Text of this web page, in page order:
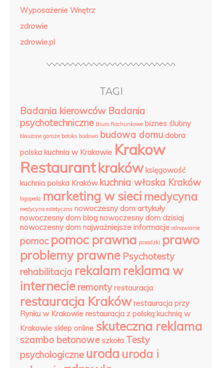
Wyposażenie Wnętrz
zdrowie
zdrowie.pl
TAGI
Badania kierowców Badania
psychotechniczne Biuro Rachunkowe biznes ślubny
blaszane garaże botoks budowa budowa domu dobra
polska kuchnia w Krakowie Krakow
Restaurantkraków księgowość
kuchnia polska Kraków kuchnia włoska Kraków
logopeda marketing w sieci medycyna
medycyna estetyczna nowoczesny dom artykuły
nowoczesny dom blog nowoczesny dom dzisiaj
nowoczesny dom najważniejsze informacje odnawianie
pomoc pomoc prawna posadzki prawo
problemy prawne Psychotesty
rehabilitacja rekalam reklama w
internecie remonty restauracja
restauracja Kraków restauracja przy
Rynku w Krakowie restauracja z polską kuchnią w
Krakowie sklep online skuteczna reklama
szambo betonowe szkoła Testy
psychologiczne uroda uroda i